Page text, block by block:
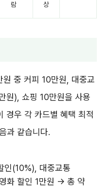
람
상
중 커피 10만원, 대중교
원), 쇼핑 10만원을 사용
경우 각 카드별 혜택 최적
과 같습니다.
인(10%), 대중교통
화 할인 1만원 → 총 약